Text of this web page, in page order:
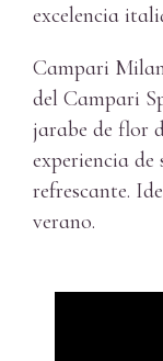
excelencia
Campari
del Campari
jarabe de flor
experiencia de
refrescante.
verano.